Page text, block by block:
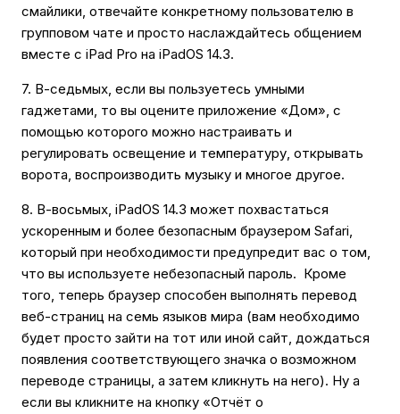
смайлики, отвечайте конкретному пользователю в
групповом чате и просто наслаждайтесь общением
вместе с iPad Pro на iPadOS 14.3.
7. В-седьмых, если вы пользуетесь умными
гаджетами, то вы оцените приложение «Дом», с
помощью которого можно настраивать и
регулировать освещение и температуру, открывать
ворота, воспроизводить музыку и многое другое.
8. В-восьмых, iPadOS 14.3 может похвастаться
ускоренным и более безопасным браузером Safari,
который при необходимости предупредит вас о том,
что вы используете небезопасный пароль. Кроме
того, теперь браузер способен выполнять перевод
веб-страниц на семь языков мира (вам необходимо
будет просто зайти на тот или иной сайт, дождаться
появления соответствующего значка о возможном
переводе страницы, а затем кликнуть на него). Ну а
если вы кликните на кнопку «Отчёт о